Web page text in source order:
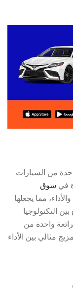
من السيارات
سوق
مما يجعلها
التكنولوجيا
واحدة من
مثالي بين الأداء